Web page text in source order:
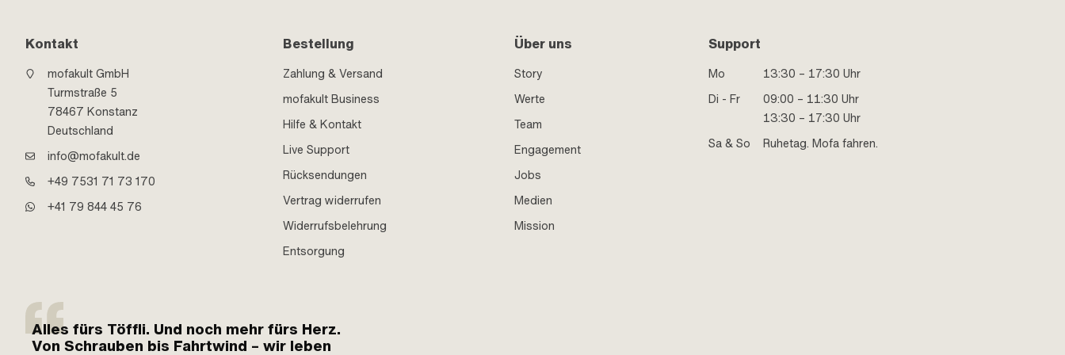
Kontakt
mofakult GmbH
Turmstraße 5
78467 Konstanz
Deutschland
info@mofakult.de
+49 7531 71 73 170
+41 79 844 45 76
Bestellung
Zahlung & Versand
mofakult Business
Hilfe & Kontakt
Live Support
Rücksendungen
Vertrag widerrufen
Widerrufsbelehrung
Entsorgung
Über uns
Story
Werte
Team
Engagement
Jobs
Medien
Mission
Support
Mo
13:30 – 17:30 Uhr
Di - Fr
09:00 – 11:30 Uhr
13:30 – 17:30 Uhr
Sa & So
Ruhetag. Mofa fahren.
Alles fürs Töffli. Und noch mehr fürs Herz.
Von Schrauben bis Fahrtwind – wir leben